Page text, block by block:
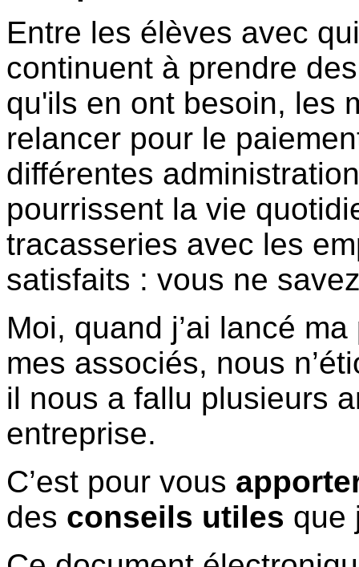
Entre les élèves avec
continuent à prendre
qu'ils en ont besoin, les
relancer pour le
différentes
pourrissent la vie
tracasseries avec les
satisfaits : vous ne
Moi, quand j’ai lancé
mes associés, nous
il nous a fallu plusieurs
entreprise.
C’est pour vous
des conseils utiles que